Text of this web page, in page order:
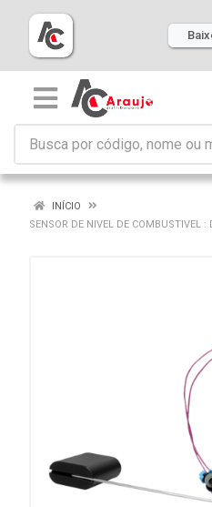
INÍCIO
SENSOR DE NIVEL DE COMBUSTIVEL :